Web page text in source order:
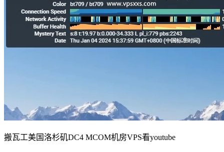
搬瓦工美国洛杉矶DC4 MCOM机房VPS看youtube